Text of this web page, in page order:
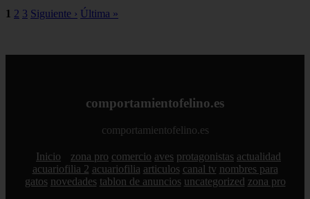
1 2 3 Siguiente › Última »
comportamientofelino.es
comportamientofelino.es
Inicio zona pro comercio aves protagonistas actualidad
acuariofilia 2 acuariofilia articulos canal tv nombres para
gatos novedades tablon de anuncios uncategorized zona pro